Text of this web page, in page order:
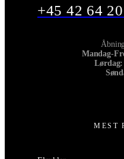
+45 42 64
Mandag-
MEST